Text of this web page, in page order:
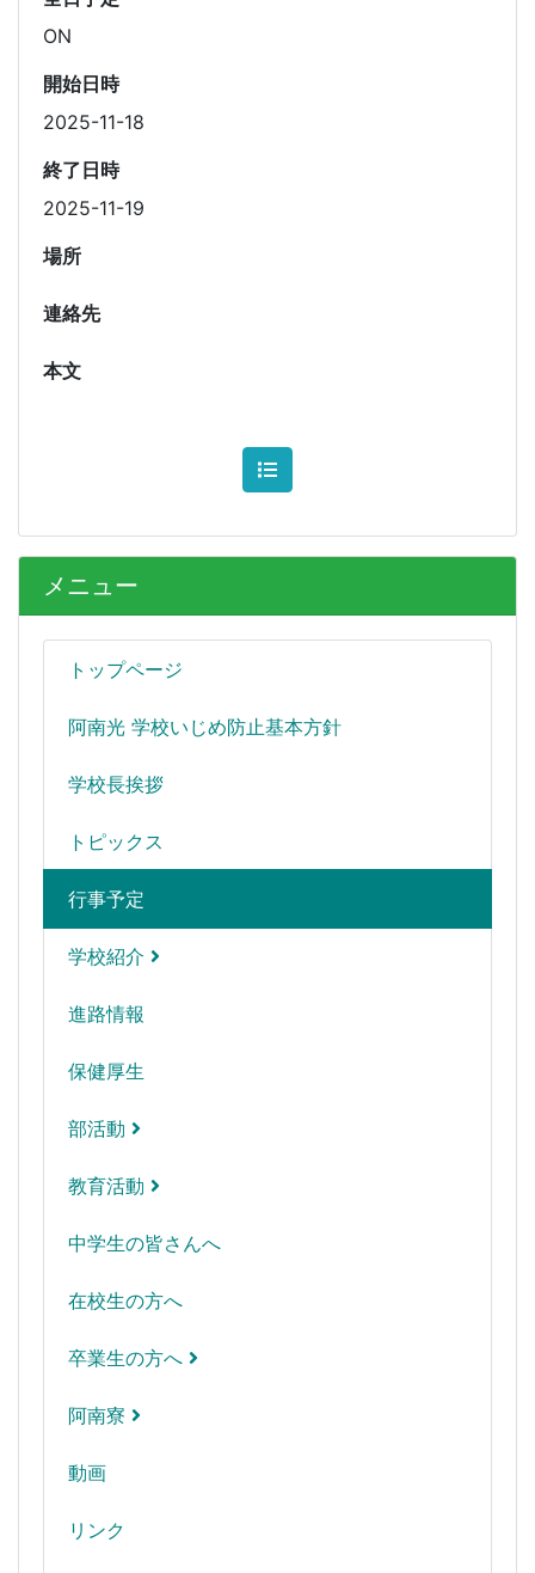
メニュー
トップページ
阿南光 学校いじめ防止基本方針
学校長挨拶
トピックス
行事予定
学校紹介
進路情報
保健厚生
部活動
教育活動
中学生の皆さんへ
在校生の方へ
卒業生の方へ
阿南寮
動画
リンク
ON
開始日時
2025-11-18
終了日時
2025-11-19
場所
連絡先
本文